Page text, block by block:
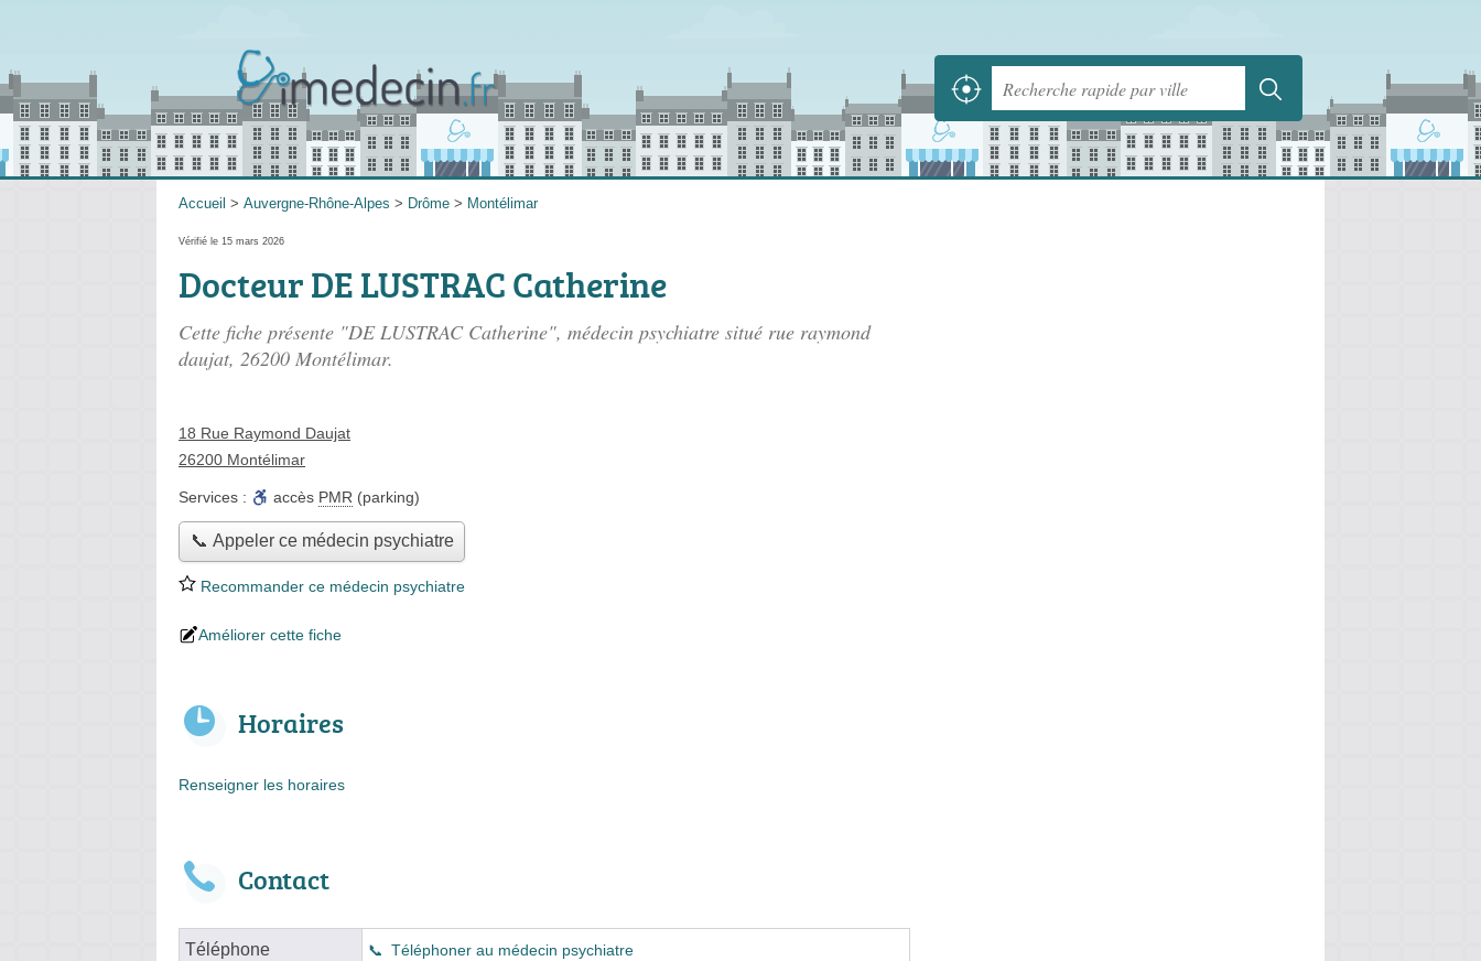
Accueil > Auvergne-Rhône-Alpes > Drôme > Montélimar
Vérifié le 15 mars 2026
Docteur DE LUSTRAC Catherine
Cette fiche présente "DE LUSTRAC Catherine", médecin psychiatre situé rue raymond
daujat, 26200 Montélimar.
18 Rue Raymond Daujat
26200 Montélimar
Services : accès PMR (parking)
📞 Appeler ce médecin psychiatre
Recommander ce médecin psychiatre
Améliorer cette fiche
Horaires
Renseigner les horaires
Contact
Téléphone Téléphoner au médecin psychiatre